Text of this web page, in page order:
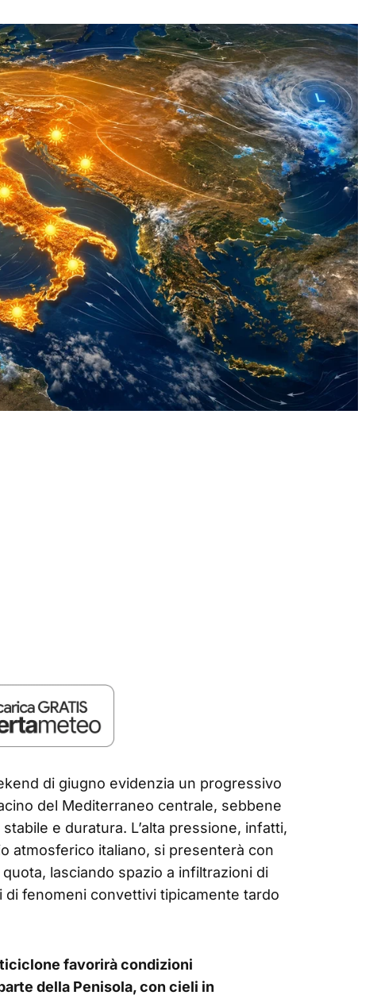
di giugno evidenzia un progressivo
del Mediterraneo centrale, sebbene
e duratura. L’alta pressione, infatti,
atmosferico italiano, si presenterà con
lasciando spazio a infiltrazioni di
fenomeni convettivi tipicamente tardo
favorirà condizioni
della Penisola, con cieli in